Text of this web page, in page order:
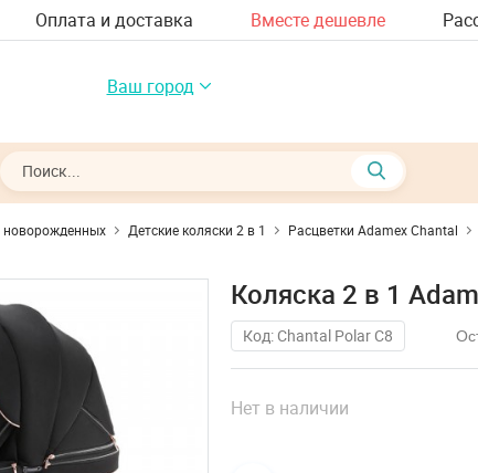
Оплата и доставка Вместе дешевле
Ваш город
новорожденных Детские коляски 2 в 1 Расцветки Adamex Chantal
Коляска 2 в 1
Код: Chantal Polar C8
Нет в наличии